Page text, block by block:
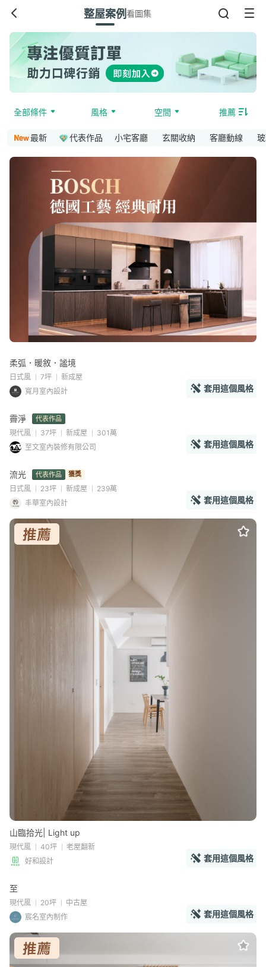
整屋案例看圖集
全部條件 風格 空間 推薦
最新 代表作品 小宅客廳 玄關收納 客廳動線
柔弧．暖敘．謐境
日式風 7坪
新成屋
寬月室內設計
套用這個風格
霽淨 代表作品
現代風 37坪 新成屋
301萬
至文室內裝修有限公司
套用這個風格
AI環景
流光 代表作品 獲獎
日式風 23坪 新成屋
239萬
丰華室內設計
套用這個風格
山臨拾光| Light up
現代風 40坪
老屋翻新
好和設計
套用這個風格
至
現代風 20坪
中古屋
宸名室內制作
套用這個風格